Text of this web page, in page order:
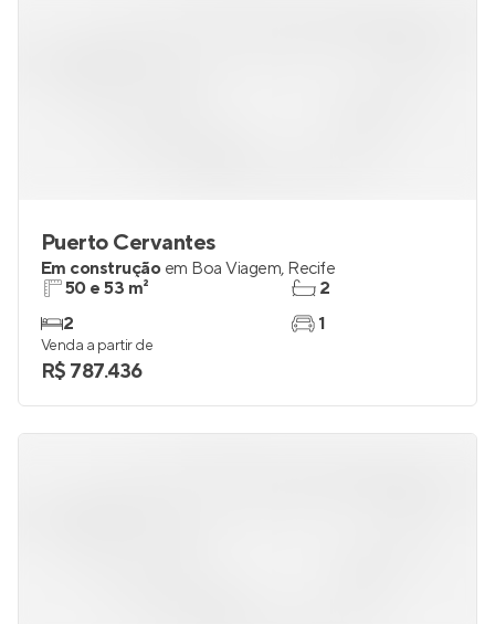
Puerto Cervantes
Em construção em Boa Viagem, Recife
50 e 53 m²
2
2
1
Venda a partir de
R$ 787.436